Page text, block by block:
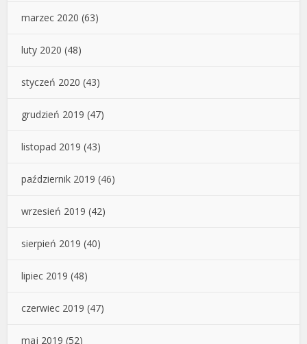
marzec 2020 (63)
luty 2020 (48)
styczeń 2020 (43)
grudzień 2019 (47)
listopad 2019 (43)
październik 2019 (46)
wrzesień 2019 (42)
sierpień 2019 (40)
lipiec 2019 (48)
czerwiec 2019 (47)
maj 2019 (52)